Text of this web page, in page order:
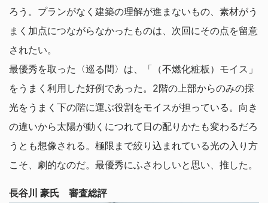
ろう。プランがなく建築の理解が進まないもの、素材がう
まく加点につながらなかったものは、次回にその点を留意
されたい。
最優秀を取った〈巡る間〉は、「（不燃化粧板）モイス」
をうまく利用した好例であった。2階の上部からのみの採
光をうまく下の階に運ぶ役割をモイスが担っている。向き
の違いから太陽が動くにつれて日の配りかたも変わるだろ
うとも想像される。極限まで絞り込まれている光の入り方
こそ、劇的なのだ。最優秀にふさわしいと思い、推した。
長谷川 豪氏 審査総評